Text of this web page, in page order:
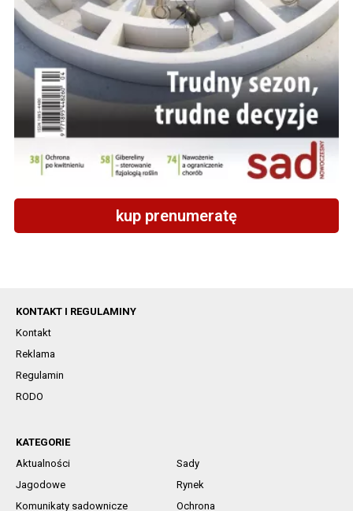
kup prenumeratę
KONTAKT I REGULAMINY
Kontakt
Reklama
Regulamin
RODO
KATEGORIE
Aktualności
Sady
Jagodowe
Rynek
Komunikaty sadownicze
Ochrona